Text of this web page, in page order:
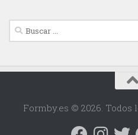
Buscar:
Formby.es © 2026. Todos